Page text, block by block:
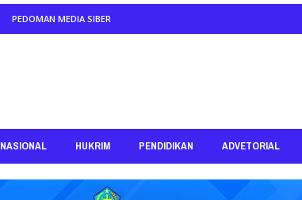
PEDOMAN MEDIA SIBER
NASIONAL HUKRIM PENDIDIKAN ADVETORIAL